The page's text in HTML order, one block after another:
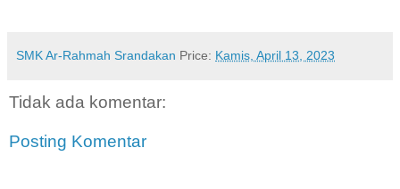
SMK Ar-Rahmah Srandakan Price: Kamis, April 13, 2023
Tidak ada komentar:
Posting Komentar